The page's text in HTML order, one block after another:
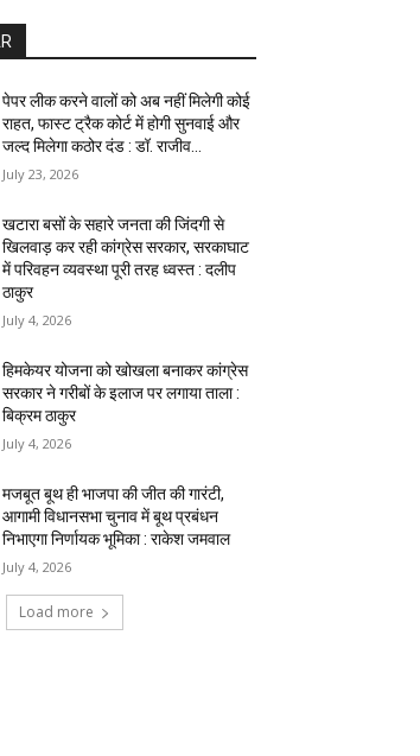
पेपर लीक करने वालों को अब नहीं मिलेगी कोई
राहत, फास्ट ट्रैक कोर्ट में होगी सुनवाई और
जल्द मिलेगा कठोर दंड : डॉ. राजीव...
July 23, 2026
खटारा बसों के सहारे जनता की जिंदगी से
खिलवाड़ कर रही कांग्रेस सरकार, सरकाघाट
में परिवहन व्यवस्था पूरी तरह ध्वस्त : दलीप
ठाकुर
July 4, 2026
हिमकेयर योजना को खोखला बनाकर कांग्रेस
सरकार ने गरीबों के इलाज पर लगाया ताला :
बिक्रम ठाकुर
July 4, 2026
मजबूत बूथ ही भाजपा की जीत की गारंटी,
आगामी विधानसभा चुनाव में बूथ प्रबंधन
निभाएगा निर्णायक भूमिका : राकेश जमवाल
July 4, 2026
Load more